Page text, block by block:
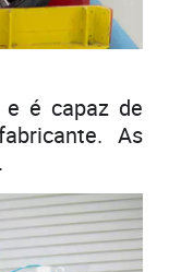
é capaz de
As